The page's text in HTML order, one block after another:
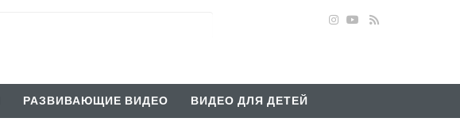
РАЗВИВАЮЩИЕ ВИДЕО ВИДЕО ДЛЯ ДЕТЕЙ